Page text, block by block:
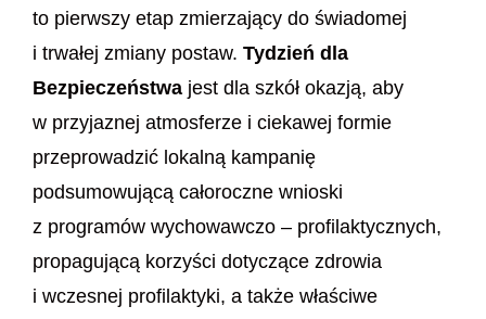
to pierwszy etap zmierzający do świadomej
i trwałej zmiany postaw. Tydzień dla
Bezpieczeństwa jest dla szkół okazją, aby
w przyjaznej atmosferze i ciekawej formie
przeprowadzić lokalną kampanię
podsumowującą całoroczne wnioski
z programów wychowawczo – profilaktycznych,
propagującą korzyści dotyczące zdrowia
i wczesnej profilaktyki, a także właściwe